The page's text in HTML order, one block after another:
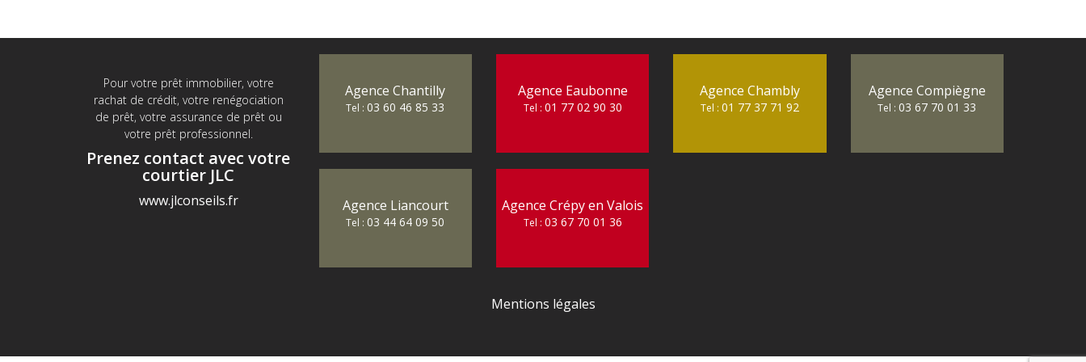
Pour votre prêt immobilier, votre
rachat de crédit, votre renégociation
de prêt, votre assurance de prêt ou
votre prêt professionnel.
Prenez contact avec votre
courtier JLC
www.jlconseils.fr
Agence Chantilly
Tel :03 60 46 85 33
Agence Eaubonne
Tel : 01 77 02 90 30
Agence Chambly
Tel : 01 77 37 71 92
Agence Compiègne
Tel :03 67 70 01 33
Agence Liancourt
Tel :03 44 64 09 50
Agence Crépy en Valois
Tel : 03 67 70 01 36
Mentions légales